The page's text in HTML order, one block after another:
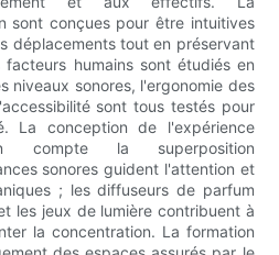
sont conçues pour être intuitives
déplacements tout en préservant
humains sont étudiés en
niveaux sonores, l'ergonomie des
sont tous testés pour
La conception de l'expérience
compte la superposition
sonores guident l'attention et
; les diffuseurs de parfum
les jeux de lumière contribuent à
la concentration. La formation